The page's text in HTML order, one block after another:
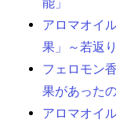
能」
アロマオイ
果」～若返
フェロモン
果があった
アロマオイ